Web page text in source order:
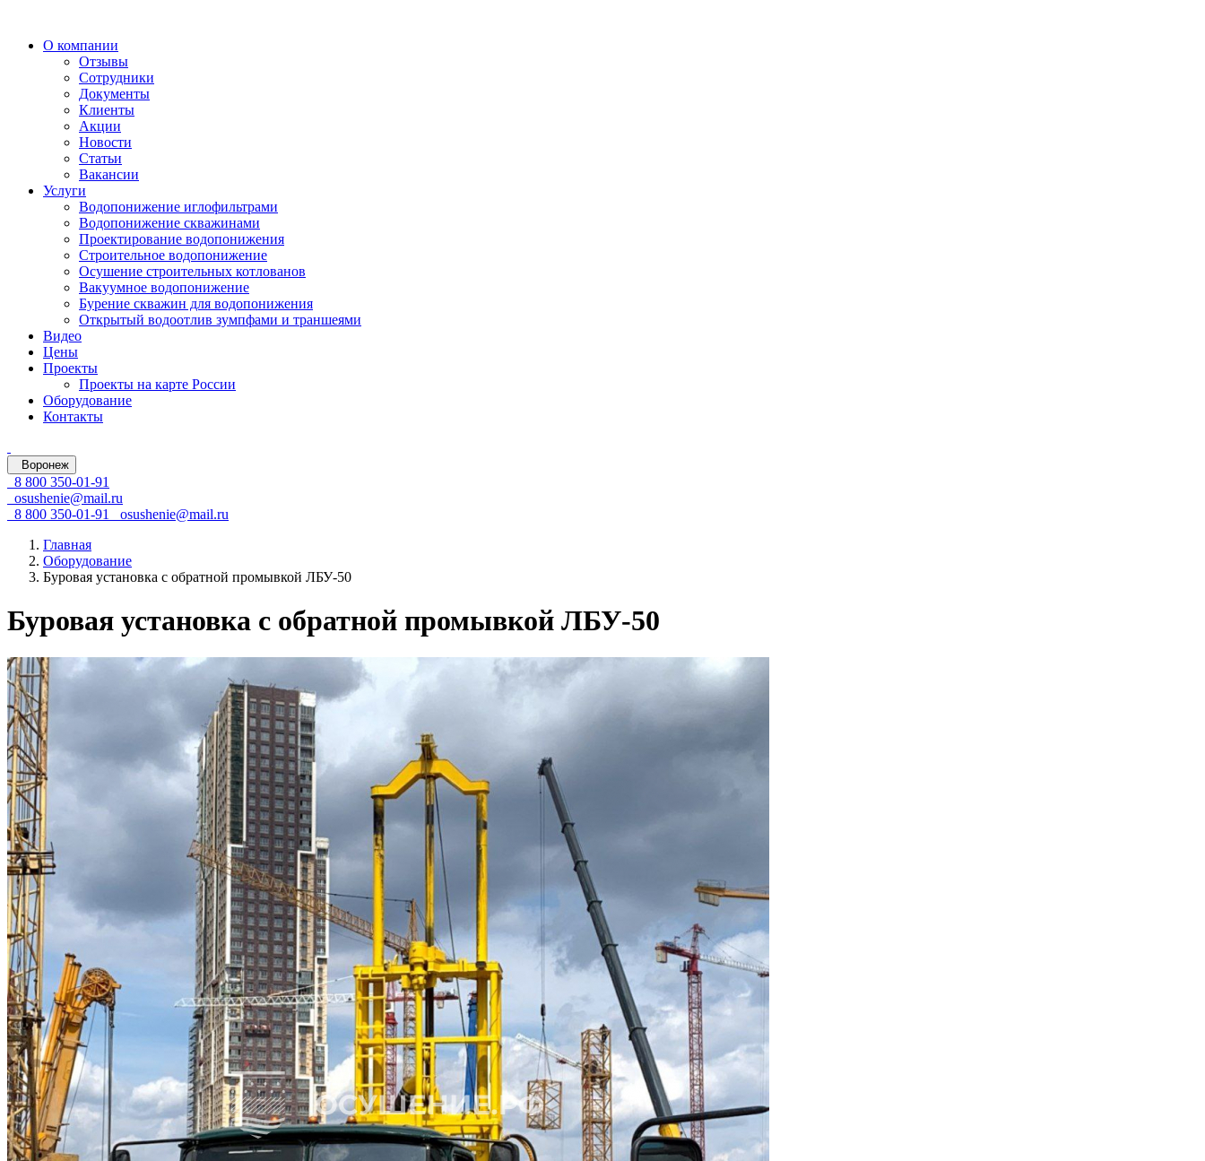
О компании
Отзывы
Сотрудники
Документы
Клиенты
Акции
Новости
Статьи
Вакансии
Услуги
Водопонижение иглофильтрами
Водопонижение скважинами
Проектирование водопонижения
Строительное водопонижение
Осушение строительных котлованов
Вакуумное водопонижение
Бурение скважин для водопонижения
Открытый водоотлив зумпфами и траншеями
Видео
Цены
Проекты
Проекты на карте России
Оборудование
Контакты
Воронеж
8 800 350-01-91
osushenie@mail.ru
8 800 350-01-91
osushenie@mail.ru
Главная
Оборудование
Буровая установка с обратной промывкой ЛБУ-50
Буровая установка с обратной промывкой ЛБУ-50